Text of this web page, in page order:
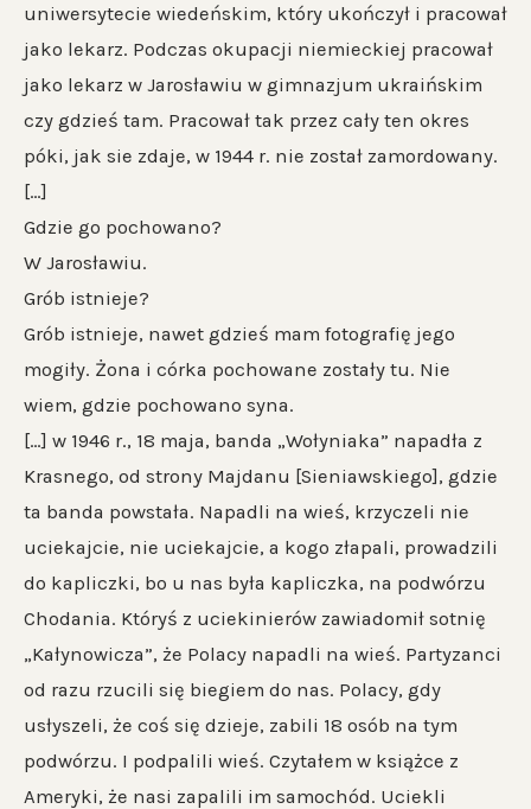
uniwersytecie wiedeńskim, który ukończył i pracował
jako lekarz. Podczas okupacji niemieckiej pracował
jako lekarz w Jarosławiu w gimnazjum ukraińskim
czy gdzieś tam. Pracował tak przez cały ten okres
póki, jak sie zdaje, w 1944 r. nie został zamordowany.
[…]
Gdzie go pochowano?
W Jarosławiu.
Grób istnieje?
Grób istnieje, nawet gdzieś mam fotografię jego
mogiły. Żona i córka pochowane zostały tu. Nie
wiem, gdzie pochowano syna.
[…] w 1946 r., 18 maja, banda „Wołyniaka” napadła z
Krasnego, od strony Majdanu [Sieniawskiego], gdzie
ta banda powstała. Napadli na wieś, krzyczeli nie
uciekajcie, nie uciekajcie, a kogo złapali, prowadzili
do kapliczki, bo u nas była kapliczka, na podwórzu
Chodania. Któryś z uciekinierów zawiadomił sotnię
„Kałynowicza”, że Polacy napadli na wieś. Partyzanci
od razu rzucili się biegiem do nas. Polacy, gdy
usłyszeli, że coś się dzieje, zabili 18 osób na tym
podwórzu. I podpalili wieś. Czytałem w książce z
Ameryki, że nasi zapalili im samochód. Uciekli